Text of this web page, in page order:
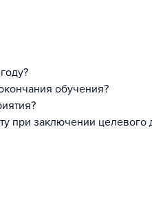
обучения?
при заключении целевого